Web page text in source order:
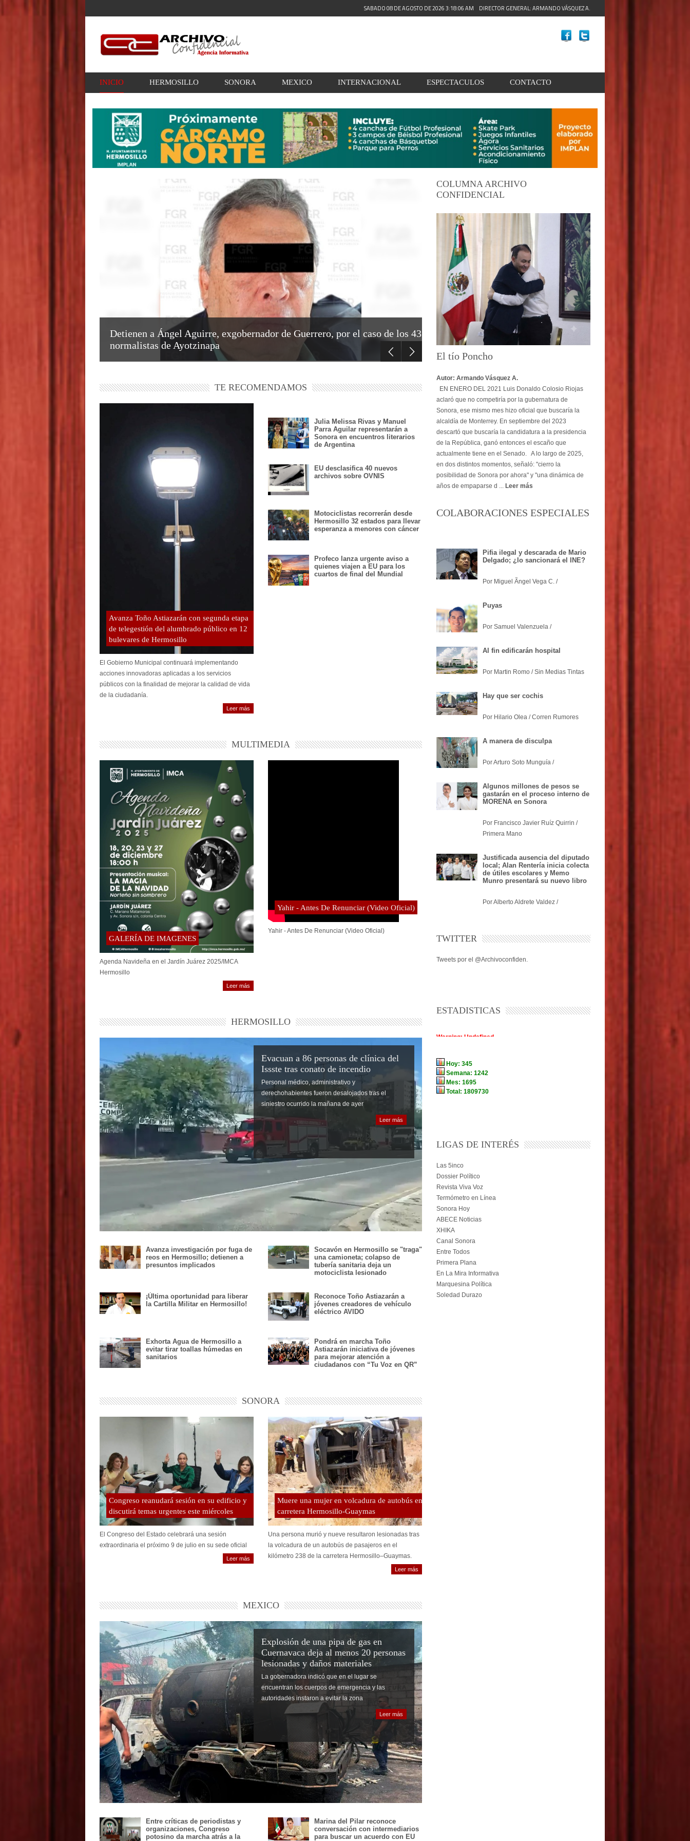
SABADO 08 DE AGOSTO DE 2026 3:18:08 AM DIRECTOR GENERAL: ARMANDO VÁSQUEZ A.
INICIO HERMOSILLO SONORA MEXICO INTERNACIONAL ESPECTACULOS CONTACTO
Detienen a Ángel Aguirre, exgobernador de Guerrero, por el caso de los 43
normalistas de Ayotzinapa
TE RECOMENDAMOS
Avanza Toño Astiazarán con segunda etapa
de telegestión del alumbrado público en 12
bulevares de Hermosillo
El Gobierno Municipal continuará implementando
acciones innovadoras aplicadas a los servicios
públicos con la finalidad de mejorar la calidad de vida
de la ciudadanía.
Leer más
Julia Melissa Rivas y Manuel
Parra Aguilar representarán a
Sonora en encuentros literarios
de Argentina
EU desclasifica 40 nuevos
archivos sobre OVNIS
Motociclistas recorrerán desde
Hermosillo 32 estados para llevar
esperanza a menores con cáncer
Profeco lanza urgente aviso a
quienes viajen a EU para los
cuartos de final del Mundial
MULTIMEDIA
GALERÍA DE IMAGENES
Agenda Navideña en el Jardín Juárez 2025/IMCA
Hermosillo
Leer más
Yahir - Antes De Renunciar (Video Oficial)
Yahir - Antes De Renunciar (Video Oficial)
HERMOSILLO
Evacuan a 86 personas de clínica del
Issste tras conato de incendio
Personal médico, administrativo y
derechohabientes fueron desalojados tras el
siniestro ocurrido la mañana de ayer
Leer más
Avanza investigación por fuga de
reos en Hermosillo; detienen a
presuntos implicados
Socavón en Hermosillo se "traga"
una camioneta; colapso de
tubería sanitaria deja un
motociclista lesionado
¡Última oportunidad para liberar
la Cartilla Militar en Hermosillo!
Reconoce Toño Astiazarán a
jóvenes creadores de vehículo
eléctrico AVIDO
Exhorta Agua de Hermosillo a
evitar tirar toallas húmedas en
sanitarios
Pondrá en marcha Toño
Astiazarán iniciativa de jóvenes
para mejorar atención a
ciudadanos con “Tu Voz en QR”
SONORA
Congreso reanudará sesión en su edificio y
discutirá temas urgentes este miércoles
El Congreso del Estado celebrará una sesión
extraordinaria el próximo 9 de julio en su sede oficial
Leer más
Muere una mujer en volcadura de autobús en
carretera Hermosillo-Guaymas
Una persona murió y nueve resultaron lesionadas tras
la volcadura de un autobús de pasajeros en el
kilómetro 238 de la carretera Hermosillo–Guaymas.
Leer más
MEXICO
Explosión de una pipa de gas en
Cuernavaca deja al menos 20 personas
lesionadas y daños materiales
La gobernadora indicó que en el lugar se
encuentran los cuerpos de emergencia y las
autoridades instaron a evitar la zona
Leer más
Entre críticas de periodistas y
organizaciones, Congreso
potosino da marcha atrás a la
Marina del Pilar reconoce
conversación con intermediarios
para buscar un acuerdo con EU
COLUMNA ARCHIVO
CONFIDENCIAL
El tío Poncho
Autor: Armando Vásquez A.
EN ENERO DEL 2021 Luis Donaldo Colosio Riojas
aclaró que no competiría por la gubernatura de
Sonora, ese mismo mes hizo oficial que buscaría la
alcaldía de Monterrey. En septiembre del 2023
descartó que buscaría la candidatura a la presidencia
de la República, ganó entonces el escaño que
actualmente tiene en el Senado. A lo largo de 2025,
en dos distintos momentos, señaló: "cierro la
posibilidad de Sonora por ahora" y "una dinámica de
años de empaparse d ... Leer más
COLABORACIONES ESPECIALES
Pifia ilegal y descarada de Mario
Delgado; ¿lo sancionará el INE?
Por Miguel Ãngel Vega C. /
Puyas
Por Samuel Valenzuela /
Al fin edificarán hospital
Por Martin Romo / Sin Medias Tintas
Hay que ser cochis
Por Hilario Olea / Corren Rumores
A manera de disculpa
Por Arturo Soto Munguía /
Algunos millones de pesos se
gastarán en el proceso interno de
MORENA en Sonora
Por Francisco Javier Ruíz Quirrin /
Primera Mano
Justificada ausencia del diputado
local; Alan Rentería inicia colecta
de útiles escolares y Memo
Munro presentará su nuevo libro
Por Alberto Aldrete Valdez /
TWITTER
Tweets por el @Archivoconfiden.
ESTADISTICAS
LIGAS DE INTERÉS
Las 5inco
Dossier Político
Revista Viva Voz
Termómetro en Línea
Sonora Hoy
ABECE Noticias
XHIKA
Canal Sonora
Entre Todos
Primera Plana
En La Mira Informativa
Marquesina Política
Soledad Durazo